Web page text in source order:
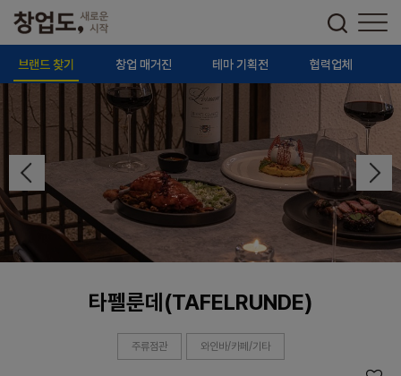
브랜드 찾기 창업 매거진 테마 기획전 협력업체
타펠룬데(TAFELRUNDE)
주류점관 와인바/카페/기타